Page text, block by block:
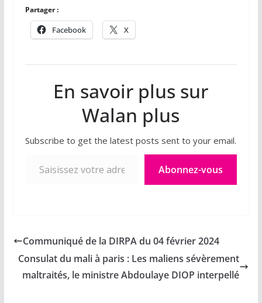
Partager :
Facebook X
En savoir plus sur
Walan plus
Subscribe to get the latest posts sent to your email.
Abonnez-vous
Communiqué de la DIRPA du 04 février 2024
Consulat du mali à paris : Les maliens sévèrement
maltraités, le ministre Abdoulaye DIOP interpellé